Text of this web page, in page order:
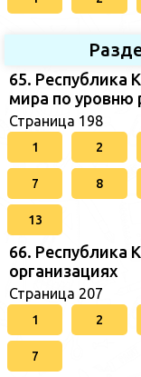
65. Республика
мира по уровню
Страница 198
1 2
7 8
13
66. Республика
организациях
Страница 207
1 2
7